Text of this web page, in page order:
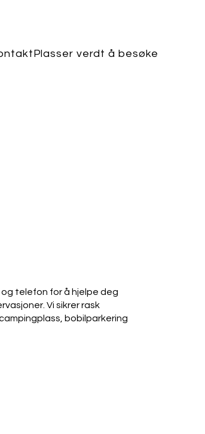
Plasser verdt å besøke
telefon for å hjelpe deg
Vi sikrer rask
bobilparkering